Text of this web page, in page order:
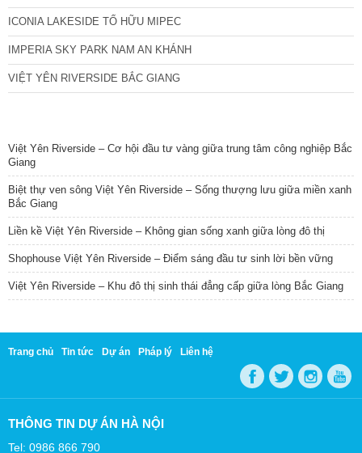
ICONIA LAKESIDE TỐ HỮU MIPEC
IMPERIA SKY PARK NAM AN KHÁNH
VIỆT YÊN RIVERSIDE BẮC GIANG
Việt Yên Riverside – Cơ hội đầu tư vàng giữa trung tâm công nghiệp Bắc
Giang
Biệt thự ven sông Việt Yên Riverside – Sống thượng lưu giữa miền xanh
Bắc Giang
Liền kề Việt Yên Riverside – Không gian sống xanh giữa lòng đô thị
Shophouse Việt Yên Riverside – Điểm sáng đầu tư sinh lời bền vững
Việt Yên Riverside – Khu đô thị sinh thái đẳng cấp giữa lòng Bắc Giang
Trang chủ Tin tức Dự án Pháp lý Liên hệ
THÔNG TIN DỰ ÁN HÀ NỘI
Tel: 0986 866 790